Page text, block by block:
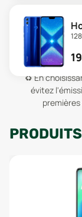
♻️ En
évitez
premières